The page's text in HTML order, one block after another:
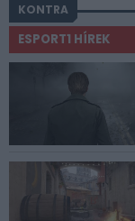
KONTRA
ESPORT1 HÍREK